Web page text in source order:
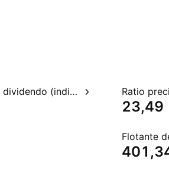
Rendimiento del dividendo (indicado) Ratio
23,49
Flotante